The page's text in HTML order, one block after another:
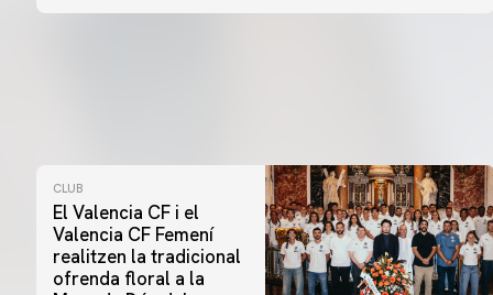
CLUB
El Valencia CF i el
Valencia CF Femení
realitzen la tradicional
ofrenda floral a la